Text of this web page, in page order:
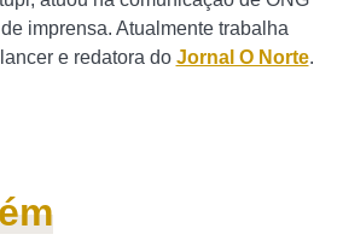
imprensa. Atualmente trabalha
e redatora do Jornal O Norte.